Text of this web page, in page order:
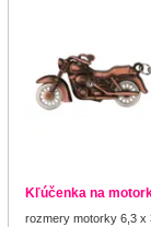
Kľúčenka na
rozmery motorky 6,3 x